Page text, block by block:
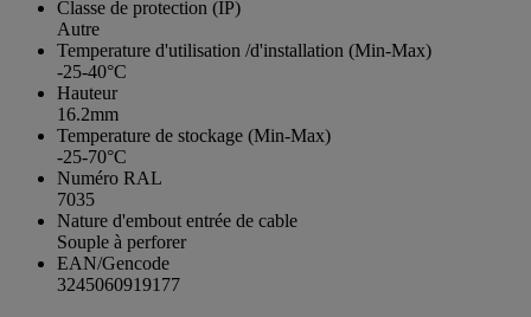
Classe de protection (IP)
Autre
Temperature d'utilisation /d'installation (Min-Max)
-25-40°C
Hauteur
16.2mm
Temperature de stockage (Min-Max)
-25-70°C
Numéro RAL
7035
Nature d'embout entrée de cable
Souple à perforer
EAN/Gencode
3245060919177